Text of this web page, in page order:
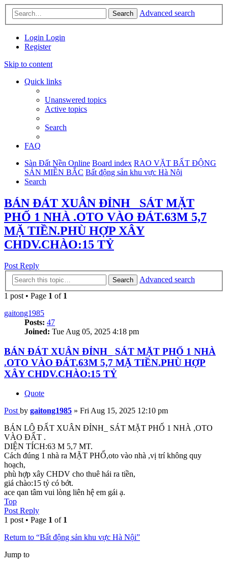
Search Advanced search
Login Login
Register
Skip to content
Quick links
Unanswered topics
Active topics
Search
FAQ
Sàn Đất Nền Online Board index RAO VẶT BẤT ĐỘNG
SẢN MIỀN BẮC Bất động sản khu vực Hà Nội
Search
BÁN ĐÁT XUÂN ĐỈNH_ SÁT MẶT
PHỐ 1 NHÀ .OTO VÀO ĐÁT.63M 5,7
MẶ TIỀN.PHÙ HỢP XÂY
CHDV.CHÀO:15 TỶ
Post Reply
Search
Advanced search
1 post • Page 1 of 1
gaitong1985
Posts: 47
Joined: Tue Aug 05, 2025 4:18 pm
BÁN ĐÁT XUÂN ĐỈNH_ SÁT MẶT PHỐ 1 NHÀ
.OTO VÀO ĐÁT.63M 5,7 MẶ TIỀN.PHÙ HỢP
XÂY CHDV.CHÀO:15 TỶ
Quote
Post by gaitong1985 » Fri Aug 15, 2025 12:10 pm
BÁN LÔ ĐẤT XUÂN ĐỈNH_ SÁT MẶT PHỐ 1 NHÀ ,OTO
VÀO ĐẤT .
DIỆN TÍCH:63 M 5,7 MT.
Cách đúng 1 nhà ra MẶT PHỐ,oto vào nhà ,vị trí không quy
hoạch,
phù hợp xây CHDV cho thuê hái ra tiền,
giá chào:15 tỷ có bớt.
ace qan tâm vui lòng liên hệ em gái ạ.
Top
Post Reply
1 post • Page 1 of 1
Return to “Bất động sản khu vực Hà Nội”
Jump to